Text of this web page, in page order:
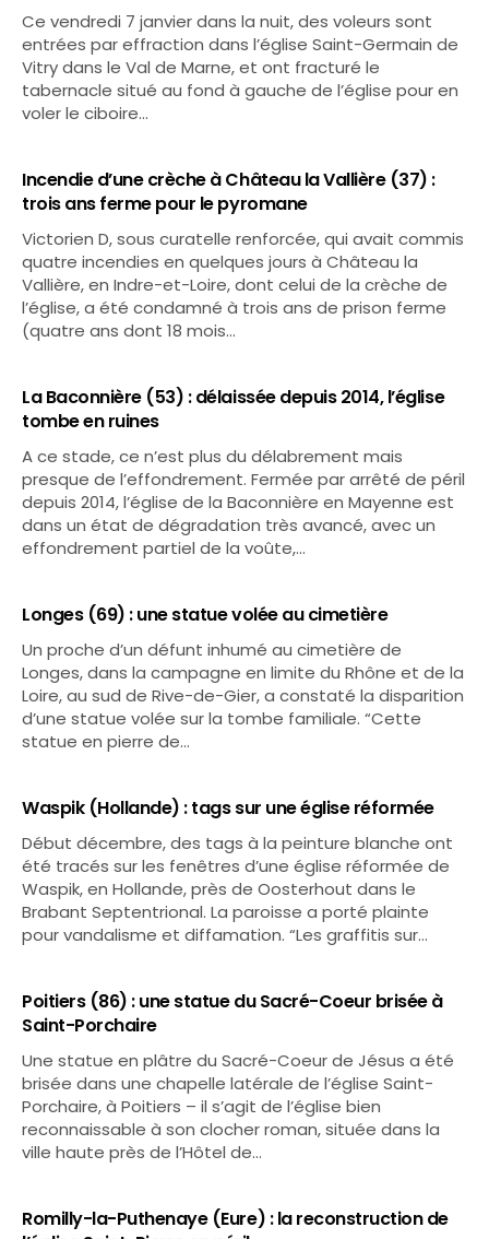
Ce vendredi 7 janvier dans la nuit, des voleurs sont
entrées par effraction dans l’église Saint-Germain de
Vitry dans le Val de Marne, et ont fracturé le
tabernacle situé au fond à gauche de l’église pour en
voler le ciboire…
Incendie d’une crèche à Château la Vallière (37) :
trois ans ferme pour le pyromane
Victorien D, sous curatelle renforcée, qui avait commis
quatre incendies en quelques jours à Château la
Vallière, en Indre-et-Loire, dont celui de la crèche de
l’église, a été condamné à trois ans de prison ferme
(quatre ans dont 18 mois…
La Baconnière (53) : délaissée depuis 2014, l’église
tombe en ruines
A ce stade, ce n’est plus du délabrement mais
presque de l’effondrement. Fermée par arrêté de péril
depuis 2014, l’église de la Baconnière en Mayenne est
dans un état de dégradation très avancé, avec un
effondrement partiel de la voûte,…
Longes (69) : une statue volée au cimetière
Un proche d’un défunt inhumé au cimetière de
Longes, dans la campagne en limite du Rhône et de la
Loire, au sud de Rive-de-Gier, a constaté la disparition
d’une statue volée sur la tombe familiale. “Cette
statue en pierre de…
Waspik (Hollande) : tags sur une église réformée
Début décembre, des tags à la peinture blanche ont
été tracés sur les fenêtres d’une église réformée de
Waspik, en Hollande, près de Oosterhout dans le
Brabant Septentrional. La paroisse a porté plainte
pour vandalisme et diffamation. “Les graffitis sur…
Poitiers (86) : une statue du Sacré-Coeur brisée à
Saint-Porchaire
Une statue en plâtre du Sacré-Coeur de Jésus a été
brisée dans une chapelle latérale de l’église Saint-
Porchaire, à Poitiers – il s’agit de l’église bien
reconnaissable à son clocher roman, située dans la
ville haute près de l’Hôtel de…
Romilly-la-Puthenaye (Eure) : la reconstruction de